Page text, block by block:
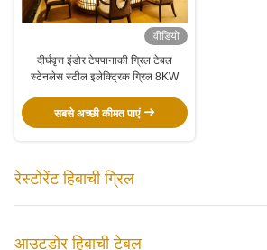
वीडियो
दीर्घवृत्त इंडोर टेपपानाकी ग्रिल टेबल
स्टेनलेस स्टील इलेक्ट्रिक ग्रिल 8KW
सबसे अच्छी कीमत पाएं
रेस्टोरेंट हिबाची ग्रिल
आउटडोर हिबाची टेबल